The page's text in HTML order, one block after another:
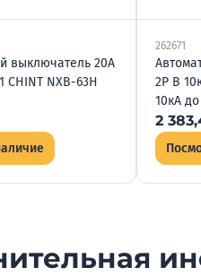
выключатель 20А
CHINT NXB-63H
262671
2P B
10кА
2